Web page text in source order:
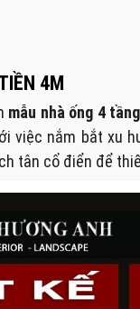
4M
mẫu nhà ống 4
việc nắm bắt xu
tân cổ điển để